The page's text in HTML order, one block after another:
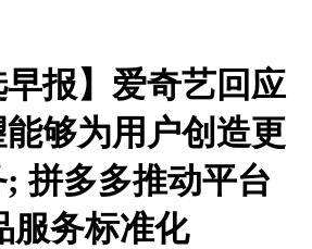
早报】爱奇艺回应
够为用户创造更
拼多多推动平台
服务标准化